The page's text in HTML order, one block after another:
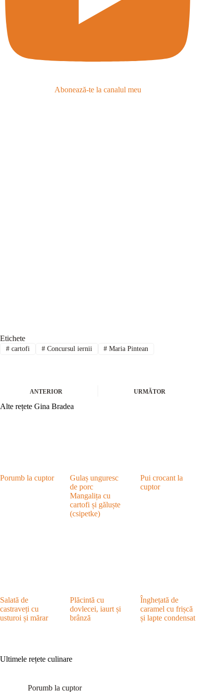
Abonează-te la canalul meu
Etichete
#cartofi #Concursul iernii # Maria Pintean
ANTERIOR URMĂTOR
Alte rețete Gina Bradea
Porumb la cuptor
Gulaș unguresc
de porc
Mangalița cu
cartofi și găluște
(csipetke)
Pui crocant la
cuptor
Salată de
castraveți cu
usturoi și mărar
Plăcintă cu
dovlecei, iaurt și
brânză
Înghețată de
caramel cu frișcă
și lapte condensat
Ultimele rețete culinare
Porumb la cuptor